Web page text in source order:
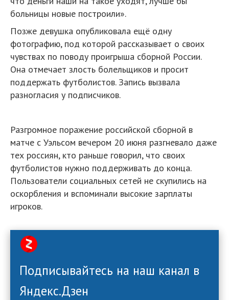
больницы новые построили».
Позже девушка опубликовала ещё одну
фотографию, под которой рассказывает о своих
чувствах по поводу проигрыша сборной России.
Она отмечает злость болельщиков и просит
поддержать футболистов. Запись вызвала
разногласия у подписчиков.
Разгромное поражение российской сборной в
матче с Уэльсом вечером 20 июня разгневало даже
тех россиян, кто раньше говорил, что своих
футболистов нужно поддерживать до конца.
Пользователи социальных сетей не скупились на
оскорбления и вспоминали высокие зарплаты
игроков.
Подписывайтесь на наш канал в
Яндекс.Дзен